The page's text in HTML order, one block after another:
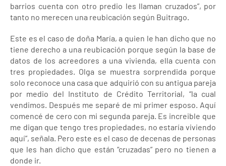
barrios cuenta con otro predio les llaman cruzados”, por
tanto no merecen una reubicación según Buitrago.
Este es el caso de doña María, a quien le han dicho que no
tiene derecho a una reubicación porque según la base de
datos de los acreedores a una vivienda, ella cuenta con
tres propiedades. Olga se muestra sorprendida porque
solo reconoce una casa que adquirió con su antigua pareja
por medio del Instituto de Crédito Territorial, “la cual
vendimos. Después me separé de mi primer esposo. Aquí
comencé de cero con mi segunda pareja. Es increible que
me digan que tengo tres propiedades, no estaría viviendo
aquí”, señala. Pero este es el caso de decenas de personas
que les han dicho que están “cruzadas” pero no tienen a
donde ir.